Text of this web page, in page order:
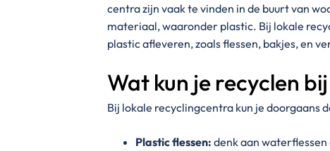
centra zijn vaak te vinden in de buurt van
materiaal, waaronder plastic. Bij lokale
plastic afleveren, zoals flessen, bakjes, en
Wat kun je recyclen
Bij lokale recyclingcentra kun je doorgaans
Plastic flessen: denk aan